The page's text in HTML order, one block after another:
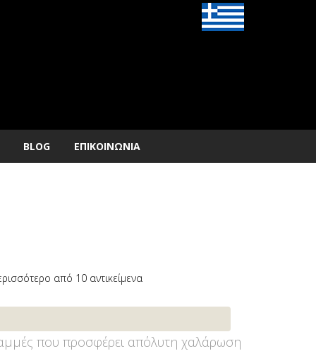
BLOG ΕΠΙΚΟΙΝΩΝΙΑ
από 10 αντικείμενα
που προσφέρει απόλυτη χαλάρωση